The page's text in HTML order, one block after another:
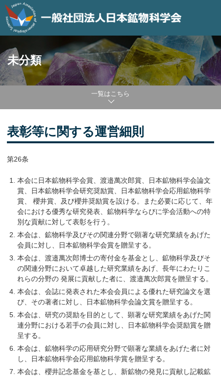
未分類
一覧はこちら
表彰等に関する運営細則
第26条
本会に日本鉱物科学会賞、渡邉萬次郎賞、日本鉱物科学会論文
賞、日本鉱物科学会研究奨励賞、日本鉱物科学会応用鉱物科学
賞、 櫻井賞、及び櫻井奨励賞を設ける。また必要に応じて、年
会における優秀な研究発表、鉱物科学ならびに学会活動への特
別な貢献に対して表彰を行う。
本会は、鉱物科学及びその関連分野で顕著な研究業績をあげた
会員に対し、日本鉱物科学会賞を贈呈する。
本会は、渡邉萬次郎博士の寄付金を基金とし、鉱物科学及びそ
の関連分野において卓越した研究業績をあげ、長年にわたりこ
れらの分野の 発展に貢献した者に、渡邉萬次郎賞を贈呈する。
本会は、会誌に発表された本会会員による優れた研究論文を選
び、その著者に対し、日本鉱物科学会論文賞を贈呈する。
本会は、研究の奨励を目的として、顕著な研究業績をあげた関
連分野における若手の会員に対し、日本鉱物科学会奨励賞を贈
呈する。
本会は、鉱物科学の応用研究分野で顕著な業績をあげた者に対
し、日本鉱物科学会応用鉱物科学賞を贈呈する。
本会は、櫻井記念基金を基とし、新鉱物の発見に貢献し記載鉱